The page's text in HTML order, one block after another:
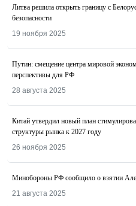
Литва решила открыть границу с
безопасности
19 ноября 2025
Путин: смещение центра мировой
перспективы для РФ
28 августа 2025
Китай утвердил новый план
структуры рынка к 2027 году
26 ноября 2025
Минобороны РФ сообщило о взятии
21 августа 2025